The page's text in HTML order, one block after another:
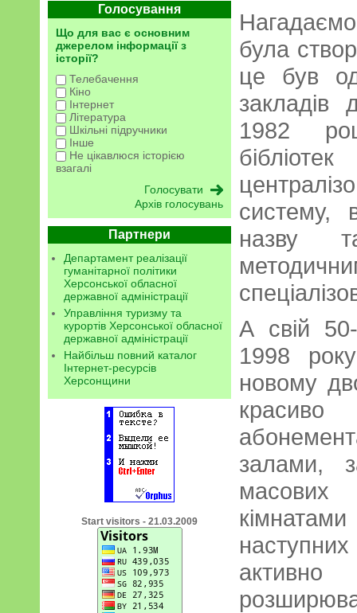
Голосування
Що для вас є основним
джерелом інформації з
історії?
Телебачення
Кіно
Інтернет
Література
Шкільні підручники
Інше
Не цікавлюся історією
взагалі
Архів голосувань
Партнери
Департамент реалізації
гуманітарної політики
Херсонської обласної
державної адміністрації
Управління туризму та
курортів Херсонської обласної
державної адміністрації
Найбільш повний каталог
Інтернет-ресурсів
Херсонщини
Start visitors - 21.03.2009
була
це був
закладів
1982
систему,
назву
А свій
1998
новому
залами,
масових